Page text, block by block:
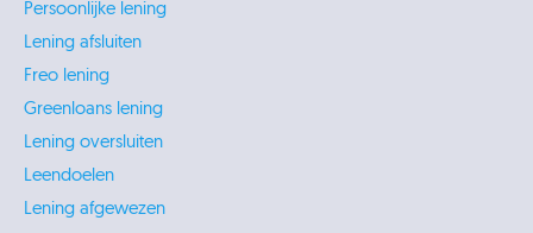
Persoonlijke lening
Lening afsluiten
Freo lening
Greenloans lening
Lening oversluiten
Leendoelen
Lening afgewezen